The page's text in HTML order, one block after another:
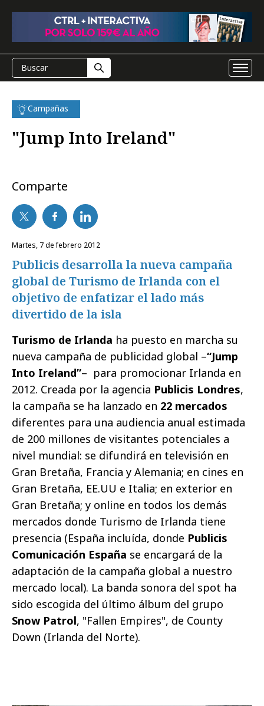
Campañas
"Jump Into Ireland"
Comparte
martes, 7 de febrero 2012
Publicis desarrolla la nueva campaña
global de Turismo de Irlanda con el
objetivo de enfatizar el lado más
divertido de la isla
Turismo de Irlanda ha puesto en marcha su
nueva campaña de publicidad global –“Jump
Into Ireland”– para promocionar Irlanda en
2012. Creada por la agencia Publicis Londres,
la campaña se ha lanzado en 22 mercados
diferentes para una audiencia anual estimada
de 200 millones de visitantes potenciales a
nivel mundial: se difundirá en televisión en
Gran Bretaña, Francia y Alemania; en cines en
Gran Bretaña, EE.UU e Italia; en exterior en
Gran Bretaña; y online en todos los demás
mercados donde Turismo de Irlanda tiene
presencia (España incluída, donde Publicis
Comunicación España se encargará de la
adaptación de la campaña global a nuestro
mercado local). La banda sonora del spot ha
sido escogida del último álbum del grupo
Snow Patrol, "Fallen Empires", de County
Down (Irlanda del Norte).